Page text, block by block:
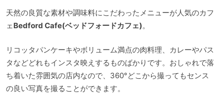
天然の良質な素材や調味料にこだわったメニューが人気のカフ
ェBedford Cafe(ベッドフォードカフェ)。
リコッタパンケーキやボリューム満点の肉料理、カレーやパス
タなどどれもインスタ映えするものばかりです。おしゃれで落
ち着いた雰囲気の店内なので、360°どこから撮ってもセンス
の良い写真を撮ることができます。